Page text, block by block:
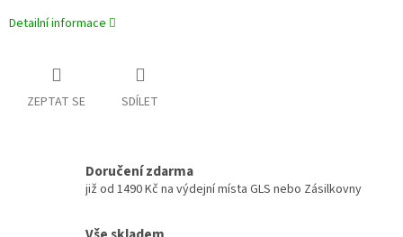
Detailní informace
ZEPTAT SE SDÍLET
Doručení zdarma
již od 1490 Kč na výdejní místa GLS nebo Zásilkovny